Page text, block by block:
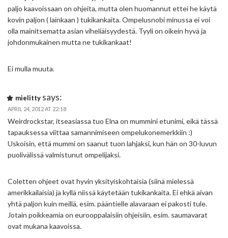
paljo kaavoissaan on ohjeita, mutta olen huomannut ettei he käytä
kovin paljon ( lainkaan ) tukikankaita. Ompelusnobi minussa ei voi
olla mainitsematta asian viheliäisyydestä. Tyyli on oikein hyvä ja
johdonmukainen mutta ne tukikankaat!
Ei mulla muuta.
mielitty says:
APRIL 24, 2012 AT 22:18
Weirdrockstar, itseasiassa tuo Elna on mummini etunimi, eikä tässä
tapauksessa viittaa samannimiseen ompelukonemerkkiin :)
Uskoisin, että mummi on saanut tuon lahjaksi, kun hän on 30-luvun
puolivälissä valmistunut ompelijaksi.
Coletten ohjeet ovat hyvin yksityiskohtaisia (siinä mielessä
amerikkailaisia) ja kyllä niissä käytetään tukikankaita. Ei ehkä aivan
yhtä paljon kuin meillä, esim. pääntielle alavaraan ei pakosti tule.
Jotain poikkeamia on eurooppalaisiin ohjeisiin, esim. saumavarat
ovat mukana kaavoissa.